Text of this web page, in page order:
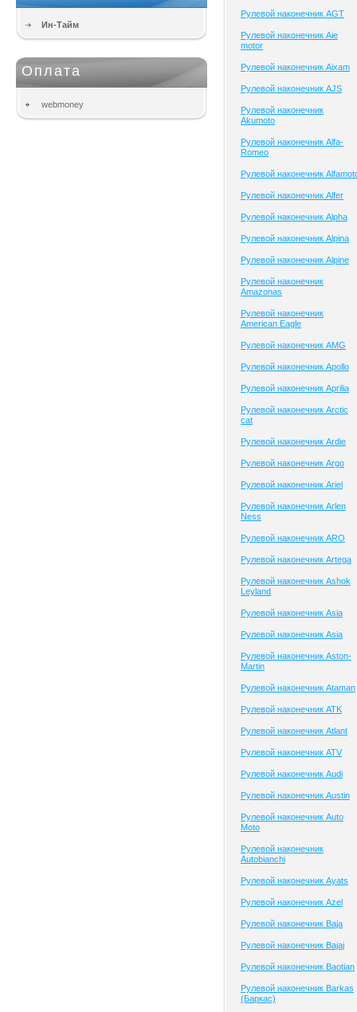
Ин-Тайм
Оплата
webmoney
Рулевой наконечник AGT
Рулевой наконечник Aie
motor
Рулевой наконечник Aixam
Рулевой наконечник AJS
Рулевой наконечник
Akumoto
Рулевой наконечник Alfa-
Romeo
Рулевой наконечник
Рулевой наконечник Alfer
Рулевой наконечник Alpha
Рулевой наконечник Alpina
Рулевой наконечник Alpine
Рулевой наконечник
Amazonas
Рулевой наконечник
American Eagle
Рулевой наконечник AMG
Рулевой наконечник Apollo
Рулевой наконечник Aprilia
Рулевой наконечник Arctic
cat
Рулевой наконечник Ardie
Рулевой наконечник Argo
Рулевой наконечник Ariel
Рулевой наконечник Arlen
Ness
Рулевой наконечник ARO
Рулевой наконечник Artega
Рулевой наконечник Ashok
Leyland
Рулевой наконечник Asia
Рулевой наконечник Asia
Рулевой наконечник Aston-
Martin
Рулевой наконечник Ataman
Рулевой наконечник ATK
Рулевой наконечник Atlant
Рулевой наконечник ATV
Рулевой наконечник Audi
Рулевой наконечник Austin
Рулевой наконечник Auto
Moto
Рулевой наконечник
Autobianchi
Рулевой наконечник Ayats
Рулевой наконечник Azel
Рулевой наконечник Baja
Рулевой наконечник Bajaj
Рулевой наконечник Baotian
Рулевой наконечник Barkas
(Баркас)